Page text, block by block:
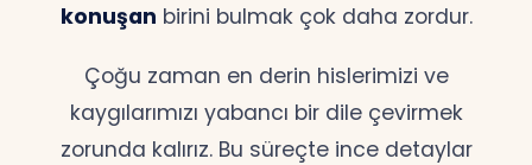
konuşan birini bulmak çok daha zordur.
Çoğu zaman en derin hislerimizi ve
kaygılarımızı yabancı bir dile çevirmek
zorunda kalırız. Bu süreçte ince detaylar